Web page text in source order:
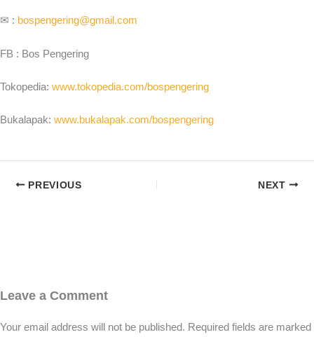
✉ : bospengering@gmail.com
FB : Bos Pengering
Tokopedia: www.tokopedia.com/bospengering
Bukalapak: www.bukalapak.com/bospengering
PREVIOUS NEXT
Leave a Comment
Your email address will not be published. Required fields are marked